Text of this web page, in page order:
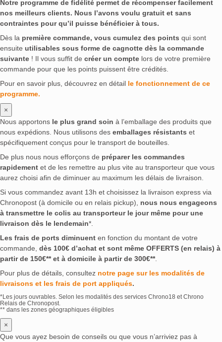
Notre programme de fidélité permet de récompenser facilement
nos meilleurs clients. Nous l’avons voulu gratuit et sans
contraintes pour qu’il puisse bénéficier à tous.
Dès la première commande, vous cumulez des points qui sont
ensuite utilisables sous forme de cagnotte dès la commande
suivante ! Il vous suffit de créer un compte lors de votre première
commande pour que les points puissent être crédités.
Pour en savoir plus, découvrez en détail le fonctionnement de ce
programme.
×
Nous apportons le plus grand soin à l’emballage des produits que
nous expédions. Nous utilisons des emballages résistants et
spécifiquement conçus pour le transport de bouteilles.
De plus nous nous efforçons de préparer les commandes
rapidement et de les remettre au plus vite au transporteur que vous
aurez choisi afin de diminuer au maximum les délais de livraison.
Si vous commandez avant 13h et choisissez la livraison express via
Chronopost (à domicile ou en relais pickup), nous nous engageons
à transmettre le colis au transporteur le jour même pour une
livraison dès le lendemain*.
Les frais de ports diminuent en fonction du montant de votre
commande, dès 100€ d’achat et sont même OFFERTS (en relais) à
partir de 150€** et à domicile à partir de 300€**.
Pour plus de détails, consultez notre page sur les modalités de
livraisons et les frais de port appliqués.
*Les jours ouvrables. Selon les modalités des services Chrono18 et Chrono
Relais de Chronopost.
** dans les zones géographiques éligibles
×
Que vous ayez besoin de conseils ou que vous n’arriviez pas à